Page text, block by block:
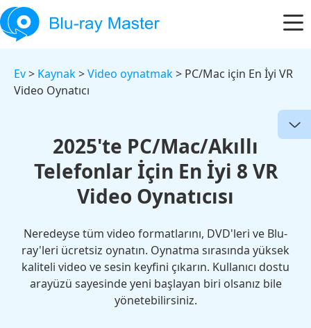
Ev> Kaynak>Video oynatmak> PC/Mac için En İyi VR
Video Oynatıcı
2025'te PC/Mac/Akıllı
Telefonlar İçin En İyi 8 VR
Video Oynatıcısı
Neredeyse tüm video formatlarını, DVD'leri ve Blu-
ray'leri ücretsiz oynatın. Oynatma sırasında yüksek
kaliteli video ve sesin keyfini çıkarın. Kullanıcı dostu
arayüzü sayesinde yeni başlayan biri olsanız bile
yönetebilirsiniz.